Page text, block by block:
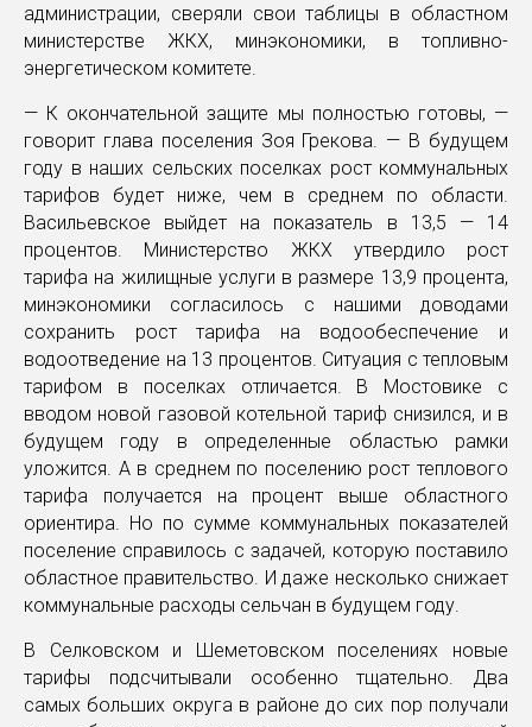
администрации, сверяли свои таблицы в областном
министерстве ЖКХ, минэкономики, в топливно-
энергетическом комитете.
— К окончательной защите мы полностью готовы, —
говорит глава поселения Зоя Грекова. — В будущем
году в наших сельских поселках рост коммунальных
тарифов будет ниже, чем в среднем по области.
Васильевское выйдет на показатель в 13,5 — 14
процентов. Министерство ЖКХ утвердило рост
тарифа на жилищные услуги в размере 13,9 процента,
минэкономики согласилось с нашими доводами
сохранить рост тарифа на водообеспечение и
водоотведение на 13 процентов. Ситуация с тепловым
тарифом в поселках отличается. В Мостовике с
вводом новой газовой котельной тариф снизился, и в
будущем году в определенные областью рамки
уложится. А в среднем по поселению рост теплового
тарифа получается на процент выше областного
ориентира. Но по сумме коммунальных показателей
поселение справилось с задачей, которую поставило
областное правительство. И даже несколько снижает
коммунальные расходы сельчан в будущем году.
В Селковском и Шеметовском поселениях новые
тарифы подсчитывали особенно тщательно. Два
самых больших округа в районе до сих пор получали